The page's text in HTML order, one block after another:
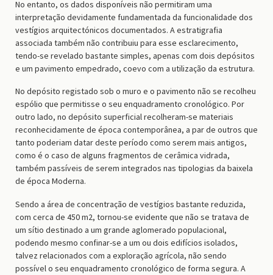
No entanto, os dados disponíveis não permitiram uma
interpretação devidamente fundamentada da funcionalidade dos
vestígios arquitectónicos documentados. A estratigrafia
associada também não contribuiu para esse esclarecimento,
tendo-se revelado bastante simples, apenas com dois depósitos
e um pavimento empedrado, coevo com a utilização da estrutura.
No depósito registado sob o muro e o pavimento não se recolheu
espólio que permitisse o seu enquadramento cronológico. Por
outro lado, no depósito superficial recolheram-se materiais
reconhecidamente de época contemporânea, a par de outros que
tanto poderiam datar deste período como serem mais antigos,
como é o caso de alguns fragmentos de cerâmica vidrada,
também passíveis de serem integrados nas tipologias da baixela
de época Moderna.
Sendo a área de concentração de vestígios bastante reduzida,
com cerca de 450 m2, tornou-se evidente que não se tratava de
um sítio destinado a um grande aglomerado populacional,
podendo mesmo confinar-se a um ou dois edifícios isolados,
talvez relacionados com a exploração agrícola, não sendo
possível o seu enquadramento cronológico de forma segura. A